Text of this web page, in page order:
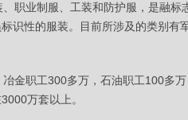
职业制服、工装和防护服，是融标
识性的服装。目前所涉及的类别
金职工300多万，石油职工100多
万套以上。